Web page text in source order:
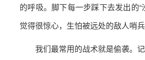
的呼吸。脚下每一步踩下去发出的“
觉得很惊心，生怕被远处的敌人哨兵
我们最常用的战术就是偷袭。